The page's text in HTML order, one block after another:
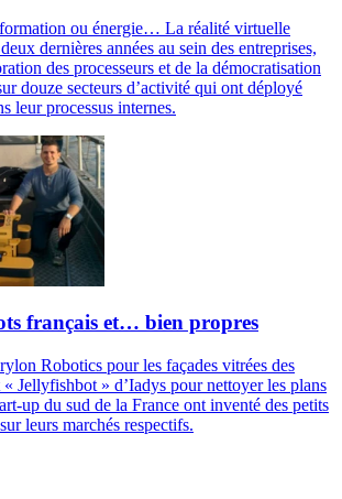
ou énergie… La réalité virtuelle
dernières années au sein des entreprises,
des processeurs et de la démocratisation
douze secteurs d’activité qui ont déployé
leur processus internes.
français et… bien propres
Robotics pour les façades vitrées des
« Jellyfishbot » d’Iadys pour nettoyer les plans
up du sud de la France ont inventé des petits
leurs marchés respectifs.